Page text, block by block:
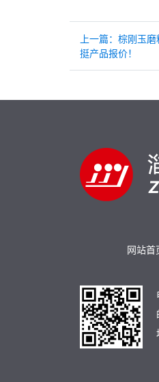
上一篇：棕刚玉
挺产品报价！
网站首